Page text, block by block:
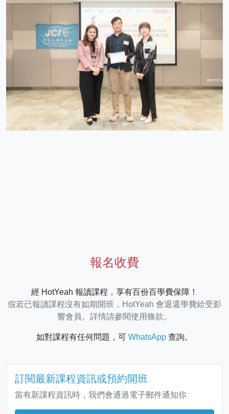
報名收費
經 HotYeah 報讀課程，享有百份百學費保障！
假若已報讀課程沒有如期開班，HotYeah 會退還學費給受影
響會員。詳情請參閱使用條款。
如對課程有任何問題，可 WhatsApp 查詢。
訂閱最新課程資訊或預約開班
當有新課程資訊時，我們會通過電子郵件通知你